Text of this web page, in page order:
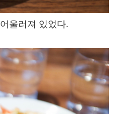
어울러져 있었다.